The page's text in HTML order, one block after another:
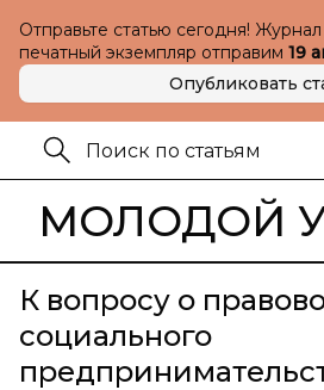
Отправьте статью сегодня!
печатный экземпляр отправим 19
Опубликовать
МОЛОДОЙ
К вопросу о
социального